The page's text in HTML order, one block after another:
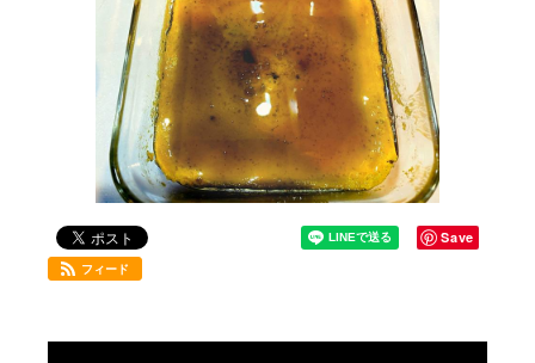
Save
フィード